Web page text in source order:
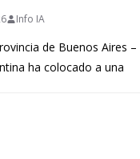
Info IA
de Buenos Aires
ha colocado a una